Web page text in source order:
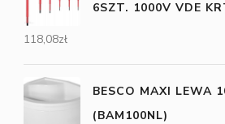
6SZT. 1000V VDE
118,08zł
BESCO MAXI LEWA
(BAM100NL)